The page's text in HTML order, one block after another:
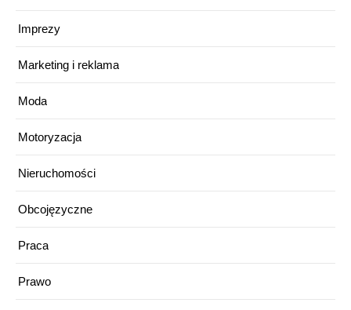
Imprezy
Marketing i reklama
Moda
Motoryzacja
Nieruchomości
Obcojęzyczne
Praca
Prawo